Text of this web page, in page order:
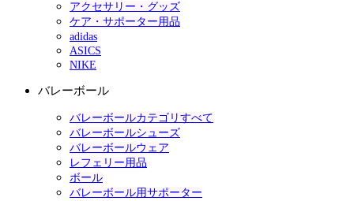
アクセサリー・グッズ
ケア・サポーター用品
adidas
ASICS
NIKE
バレーボール
バレーボールカテゴリすべて
バレーボールシューズ
バレーボールウェア
レフェリー用品
ボール
バレーボール用サポーター